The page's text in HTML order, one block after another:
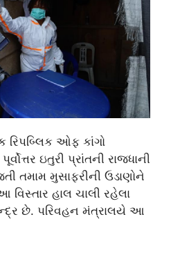
રિપબ્લિક ઓફ કાંગો
ઇતુરી પ્રાંતની રાજધાની
તમામ મુસાફરીની ઉડાણોને
વિસ્તાર હાલ ચાલી રહેલા
છે. પરિવહન મંત્રાલયે આ